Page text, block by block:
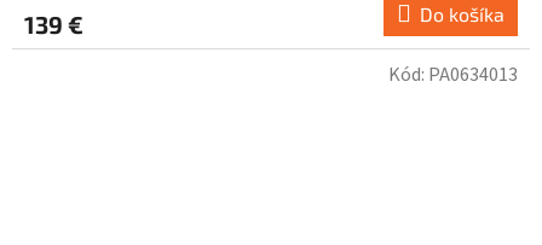
139 € Do košíka
Kód: PA0634013